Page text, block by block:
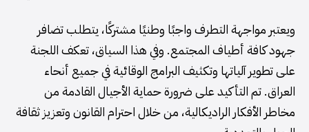
ويعتبر مواجهة التطرف واجبًا وطنيًا مشتركًا، يتطلب تضافر
جهود كافة أطياف المجتمع. وفي هذا السياق، تعكف اللجنة
على تطوير آلياتها وتكثيف البرامج الوقائية في جميع أنحاء
العراق. تم التأكيد على ضرورة حماية الأجيال القادمة من
مخاطر الأفكار الراديكالية، من خلال احترام القانون وتعزيز ثقافة